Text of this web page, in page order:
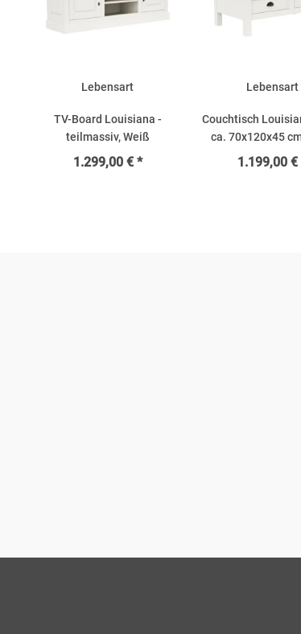
Lebensart
TV-Board Louisiana -
teilmassiv, Weiß
1.299,00 € *
Lebensart
Couchtisch
ca. 70x120x45
1.199,00 €